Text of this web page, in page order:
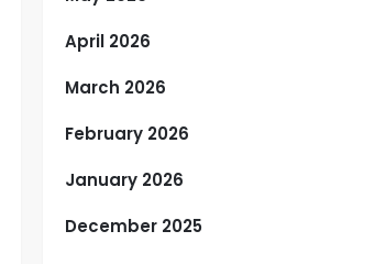
April 2026
March 2026
February 2026
January 2026
December 2025